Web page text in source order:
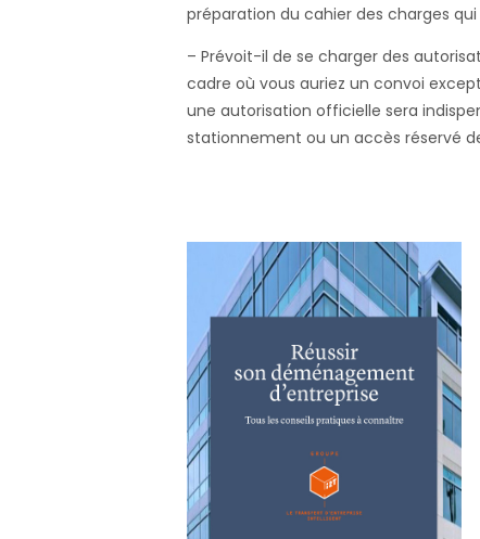
préparation du cahier des charges
– Prévoit-il de se charger des
cadre où vous auriez un convoi
une autorisation officielle sera
stationnement ou un accès réservé